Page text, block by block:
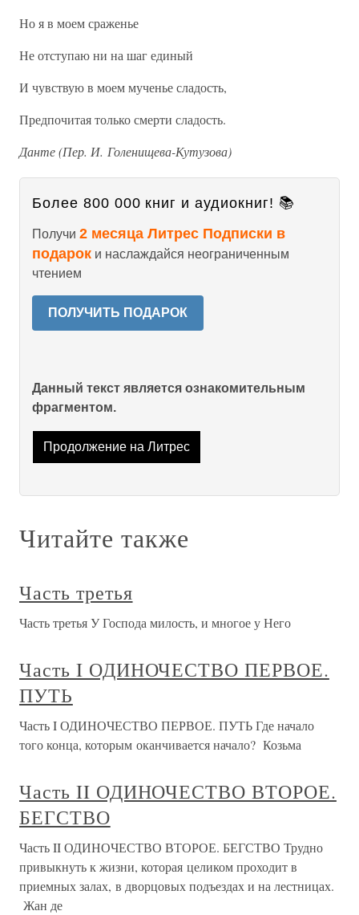
Но я в моем сраженье
Не отступаю ни на шаг единый
И чувствую в моем мученье сладость,
Предпочитая только смерти сладость.
Данте (Пер. И. Голенищева-Кутузова)
Более 800 000 книг и аудиокниг! 📚
Получи 2 месяца Литрес Подписки в
подарок и наслаждайся неограниченным
чтением
ПОЛУЧИТЬ ПОДАРОК
Данный текст является ознакомительным
фрагментом.
Продолжение на Литрес
Читайте также
Часть третья
Часть третья У Господа милость, и многое у Него
Часть I ОДИНОЧЕСТВО ПЕРВОЕ.
ПУТЬ
Часть I ОДИНОЧЕСТВО ПЕРВОЕ. ПУТЬ Где начало
того конца, которым оканчивается начало? Козьма
Часть II ОДИНОЧЕСТВО ВТОРОЕ.
БЕГСТВО
Часть II ОДИНОЧЕСТВО ВТОРОЕ. БЕГСТВО Трудно
привыкнуть к жизни, которая целиком проходит в
приемных залах, в дворцовых подъездах и на лестницах.
Жан де